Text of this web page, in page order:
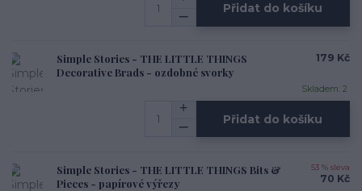
Přidat do košíku
Simple Stories - THE LITTLE THINGS
Decorative Brads - ozdobné svorky
179 Kč
Skladem: 2
Přidat do košíku
Simple Stories - THE LITTLE THINGS Bits &
Pieces - papírové výřezy
53 % sleva
70 Kč